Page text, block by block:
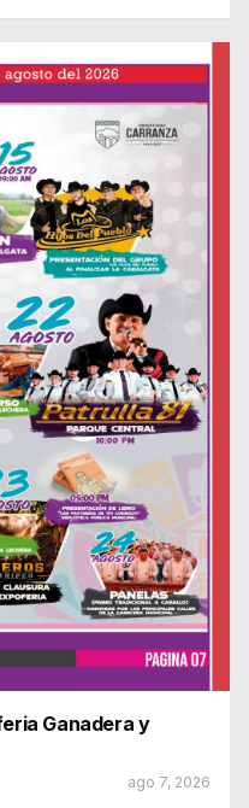
Ganadera y
ago 7, 2026